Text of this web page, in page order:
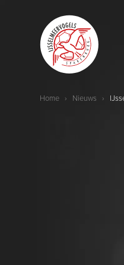
Home › Nieuws ›